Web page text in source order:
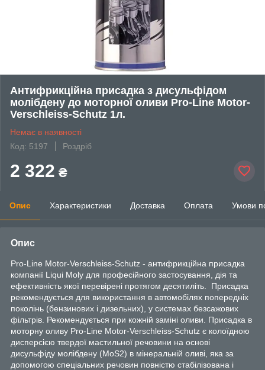
Антифрикційна присадка з дисульфідом
молібдену до моторної оливи Pro-Line Motor-
Verschleiss-Schutz 1л.
Немає в наявності
Код: 5197
Роздріб
2 322 ₴
Опис Характеристики Доставка Оплата Умови
Опис
Pro-Line Motor-Verschleiss-Schutz - антифрикційна присадка
компанії Liqui Moly для професійного застосування, дія та
ефективність якої перевірені протягом десятиліть. Присадка
рекомендується для використання в автомобілях попередніх
поколінь (бензинових і дизельних), у системах безсажових
фільтрів. Рекомендується при кожній заміні оливи. Присадка в
моторну оливу Pro-Line Motor-Verschleiss-Schutz є колоїдною
дисперсією твердої мастильної речовини на основі
дисульфіду молібдену (MoS2) в мінеральній оливі, яка за
допомогою спеціальних речовин повністю стабілізована і